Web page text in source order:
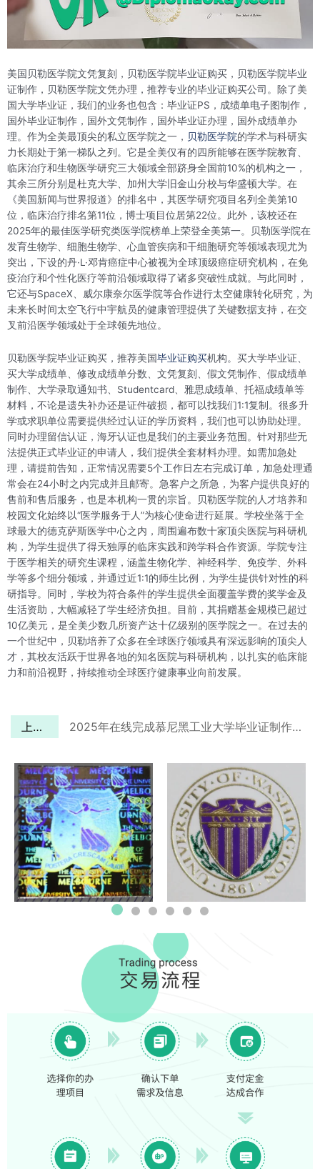
美国贝勒医学院文凭复刻，贝勒医学院毕业证购买，贝勒医学院毕业
证制作，贝勒医学院文凭办理，推荐专业的毕业证购买公司。除了美
国大学毕业证，我们的业务也包含：毕业证PS，成绩单电子图制作，
国外毕业证制作，国外文凭制作，国外毕业证办理，国外成绩单办
理。作为全美最顶尖的私立医学院之一， 贝勒医学院的学术与科研实
力长期处于第一梯队之列。它是全美仅有的四所能够在医学院教育、
临床治疗和生物医学研究三大领域全部跻身全国前10%的机构之一，
其余三所分别是杜克大学、加州大学旧金山分校与华盛顿大学。在
《美国新闻与世界报道》的排名中，其医学研究项目名列全美第10
位，临床治疗排名第11位，博士项目位居第22位。此外，该校还在
2025年的最佳医学研究类医学院榜单上荣登全美第一。贝勒医学院在
发育生物学、细胞生物学、心血管疾病和干细胞研究等领域表现尤为
突出，下设的丹·L·邓肯癌症中心被视为全球顶级癌症研究机构，在免
疫治疗和个性化医疗等前沿领域取得了诸多突破性成就。与此同时，
它还与SpaceX、威尔康奈尔医学院等合作进行太空健康转化研究，为
未来长时间太空飞行中宇航员的健康管理提供了关键数据支持，在交
叉前沿医学领域处于全球领先地位。
贝勒医学院毕业证购买，推荐美国毕业证购买机构。买大学毕业证、
买大学成绩单、修改成绩单分数、文凭复刻、假文凭制作、假成绩单
制作、大学录取通知书、Studentcard、雅思成绩单、托福成绩单等
材料，不论是遗失补办还是证件破损，都可以找我们1:1复制。很多升
学或求职单位需要提供经过认证的学历资料，我们也可以协助处理。
同时办理留信认证，海牙认证也是我们的主要业务范围。针对那些无
法提供正式毕业证的申请人，我们提供全套材料办理。如需加急处
理，请提前告知，正常情况需要5个工作日左右完成订单，加急处理通
常会在24小时之内完成并且邮寄。急客户之所急，为客户提供良好的
售前和售后服务，也是本机构一贯的宗旨。贝勒医学院的人才培养和
校园文化始终以“医学服务于人”为核心使命进行延展。学校坐落于全
球最大的德克萨斯医学中心之内，周围遍布数十家顶尖医院与科研机
构，为学生提供了得天独厚的临床实践和跨学科合作资源。学院专注
于医学相关的研究生课程，涵盖生物化学、神经科学、免疫学、外科
学等多个细分领域，并通过近1:1的师生比例，为学生提供针对性的科
研指导。同时，学校为符合条件的学生提供全面覆盖学费的奖学金及
生活资助，大幅减轻了学生经济负担。目前，其捐赠基金规模已超过
10亿美元，是全美少数几所资产达十亿级别的医学院之一。在过去的
一个世纪中，贝勒培养了众多在全球医疗领域具有深远影响的顶尖人
才，其校友活跃于世界各地的知名医院与科研机构，以扎实的临床能
力和前沿视野，持续推动全球医疗健康事业向前发展。
上一篇 2025年在线完成慕尼黑工业大学毕业证制作过程需要多久？